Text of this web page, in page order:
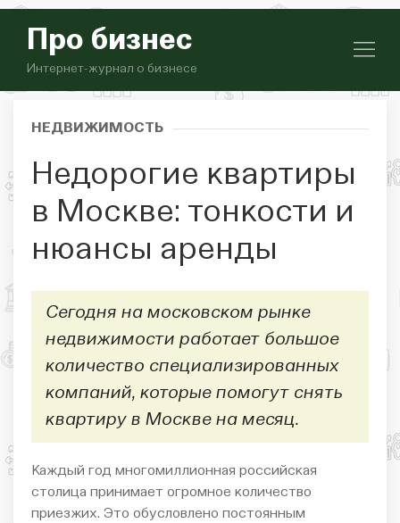
Про бизнес
Интернет-журнал о бизнесе
НЕДВИЖИМОСТЬ
Недорогие квартиры
в Москве: тонкости и
нюансы аренды
Сегодня на московском рынке
недвижимости работает большое
количество специализированных
компаний, которые помогут снять
квартиру в Москве на месяц.
Каждый год многомиллионная российская
столица принимает огромное количество
приезжих. Это обусловлено постоянным